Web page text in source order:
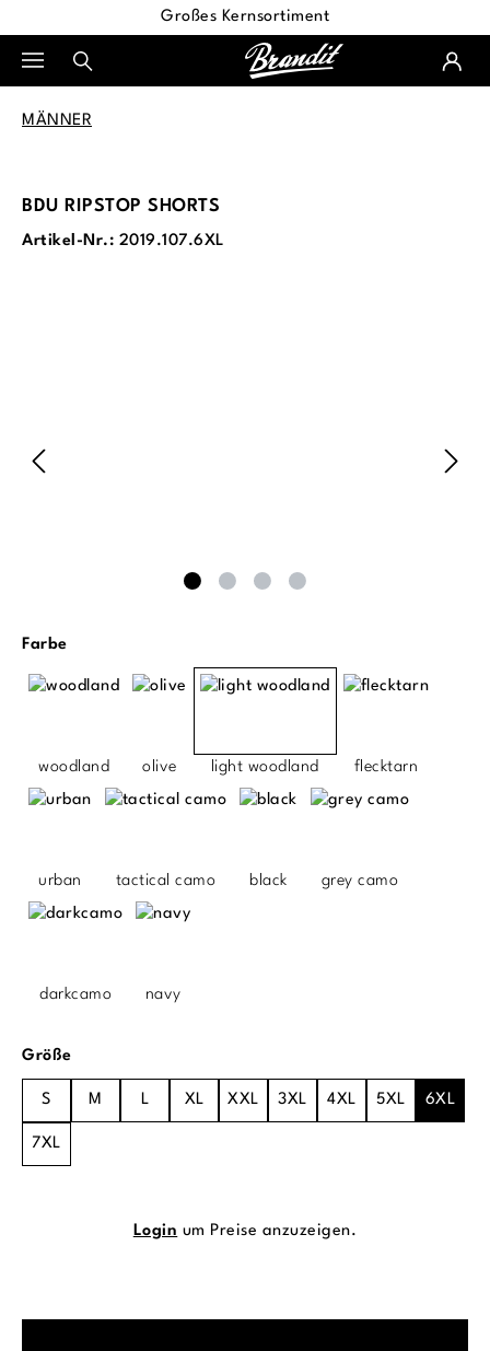
Großes Kernsortiment
MÄNNER
BDU RIPSTOP SHORTS
Artikel-Nr.: 2019.107.6XL
Farbeauswählen
woodland olive light woodland flecktarn
urban tactical camo black grey camo
darkcamo navy
Größeauswählen
S M L XL XXL 3XL 4XL 5XL 6XL
7XL
Login um Preise anzuzeigen.